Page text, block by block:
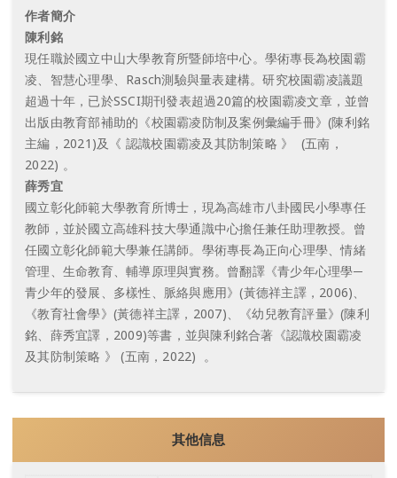
作者簡介
陳利銘
現任職於國立中山大學教育所暨師培中心。學術專長為校園霸
凌、智慧心理學、Rasch測驗與量表建構。研究校園霸凌議題
超過十年，已於SSCI期刊發表超過20篇的校園霸凌文章，並曾
出版由教育部補助的《校園霸凌防制及案例彙編手冊》(陳利銘
主編，2021)及《 認識校園霸凌及其防制策略 》 (五南，
2022) 。
薛秀宜
國立彰化師範大學教育所博士，現為高雄市八卦國民小學專任
教師，並於國立高雄科技大學通識中心擔任兼任助理教授。曾
任國立彰化師範大學兼任講師。學術專長為正向心理學、情緒
管理、生命教育、輔導原理與實務。曾翻譯《青少年心理學─
青少年的發展、多樣性、脈絡與應用》(黃德祥主譯，2006)、
《教育社會學》(黃德祥主譯，2007)、《幼兒教育評量》(陳利
銘、薛秀宜譯，2009)等書，並與陳利銘合著《認識校園霸凌
及其防制策略 》 (五南，2022) 。
其他信息